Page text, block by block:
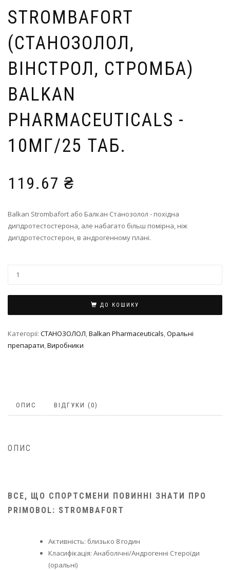
STROMBAFORT
(СТАНОЗОЛОЛ,
ВІНСТРОЛ, СТРОМБА)
BALKAN
PHARMACEUTICALS -
10МГ/25 ТАБ.
119.67 ₴
Balkan Strombafort або Балкан Станозолол - похідна
дигідротестостерона, але набагато більш помірна, ніж
дигідротестостерон, в андрогенному плані.
ДО КОШИКУ
Категорії: СТАНОЗОЛОЛ,Balkan Pharmaceuticals,Оральні
препарати,Виробники
ОПИС ВІДГУКИ (0)
ОПИС
ВСЕ, ЩО СПОРТСМЕНИ ПОВИННІ ЗНАТИ ПРО
PRIMOBOL: STROMBAFORT
Активність: близько 8 годин
Класифікація: Анаболічні/Андрогенні Стероїди
(оральні)